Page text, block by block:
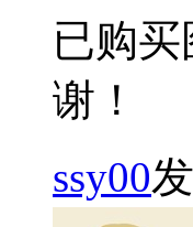
已购
谢！
ssy00